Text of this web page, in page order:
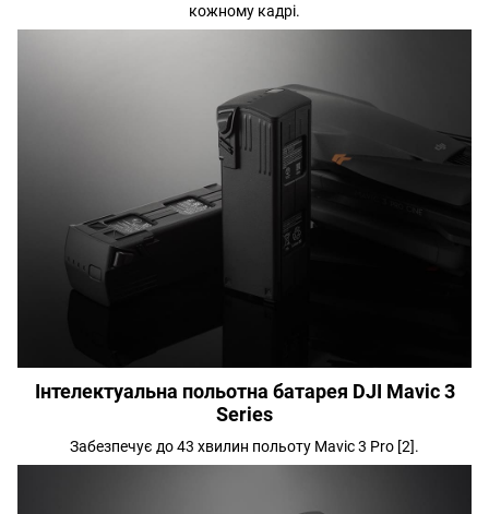
кожному кадрі.
Інтелектуальна польотна батарея DJI Mavic 3
Series
Забезпечує до 43 хвилин польоту Mavic 3 Pro [2].